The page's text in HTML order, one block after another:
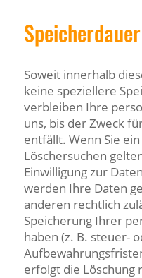
Speicherdauer
Soweit innerhalb
keine speziellere
verbleiben Ihre
uns, bis der Zweck
entfällt. Wenn Sie
Löschersuchen
Einwilligung zur
werden Ihre Daten
anderen rechtlich
Speicherung Ihrer
haben (z. B. steuer-
erfolgt die Löschung